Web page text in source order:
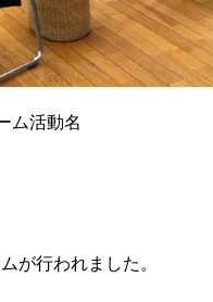
ム活動名
が行われました。